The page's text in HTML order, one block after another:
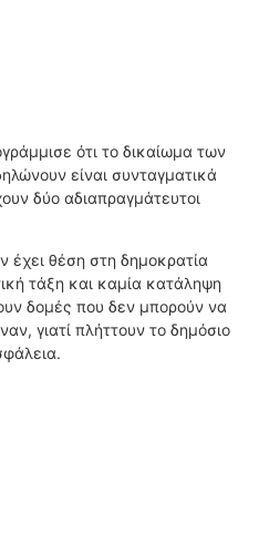
ότι το δικαίωμα των
είναι συνταγματικά
δύο αδιαπραγμάτευτοι
έχει θέση στη δημοκρατία
τάξη και καμία κατάληψη
δομές που δεν μπορούν να
γιατί πλήττουν το δημόσιο